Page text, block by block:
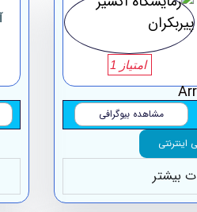
امتیاز 1
مشاهده بیوگرافی
بیشتر